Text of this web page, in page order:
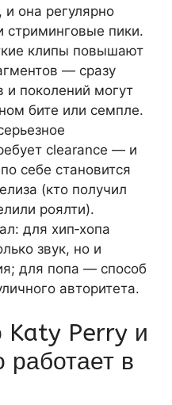
и она регулярно
стриминговые пики.
клипы повышают
— сразу
и поколений могут
бите или семпле.
clearance — и
себе становится
(кто получил
роялти).
для хип‑хопа
звук, но и
для попа — способ
авторитета.
Katy Perry и
работает в